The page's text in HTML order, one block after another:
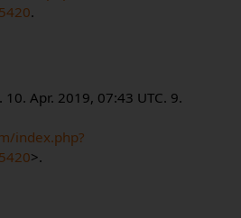
.
. 10. Apr. 2019, 07:43 UTC. 9.
index.php?
>.